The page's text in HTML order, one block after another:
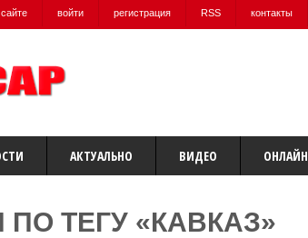
войти регистрация RSS контакты
АКТУАЛЬНО ВИДЕО ОНЛАЙН
ТЕГУ «КАВКАЗ»